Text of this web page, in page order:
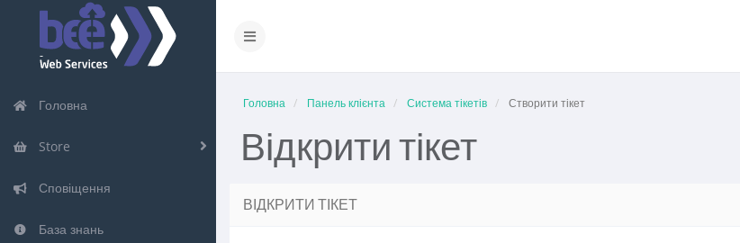
Головна
Store
Сповіщення
База знань
Головна Панель клієнта Система тікетів Створити тікет
Відкрити тікет
ВІДКРИТИ ТІКЕТ